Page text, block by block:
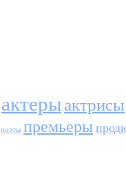
актерыактрисы
поэты премьеры